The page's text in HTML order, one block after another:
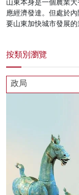
山東本身是一個農業
應經濟發達。但處於
要山東加快城市發展的
按類別瀏覽
政局